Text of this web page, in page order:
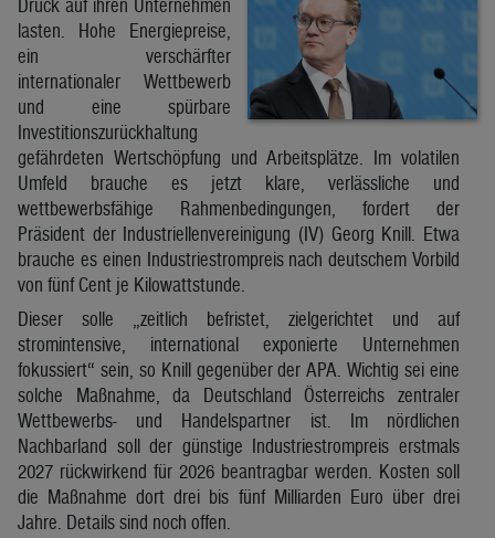
lasten. Hohe Energiepreise,
ein verschärfter
internationaler Wettbewerb
und eine spürbare
Investitionszurückhaltung
gefährdeten Wertschöpfung und Arbeitsplätze. Im volatilen
Umfeld brauche es jetzt klare, verlässliche und
wettbewerbsfähige Rahmenbedingungen, fordert der
Präsident der Industriellenvereinigung (IV) Georg Knill. Etwa
brauche es einen Industriestrompreis nach deutschem Vorbild
von fünf Cent je Kilowattstunde.
Dieser solle „zeitlich befristet, zielgerichtet und auf
stromintensive, international exponierte Unternehmen
fokussiert“ sein, so Knill gegenüber der APA. Wichtig sei eine
solche Maßnahme, da Deutschland Österreichs zentraler
Wettbewerbs- und Handelspartner ist. Im nördlichen
Nachbarland soll der günstige Industriestrompreis erstmals
2027 rückwirkend für 2026 beantragbar werden. Kosten soll
die Maßnahme dort drei bis fünf Milliarden Euro über drei
Jahre. Details sind noch offen.